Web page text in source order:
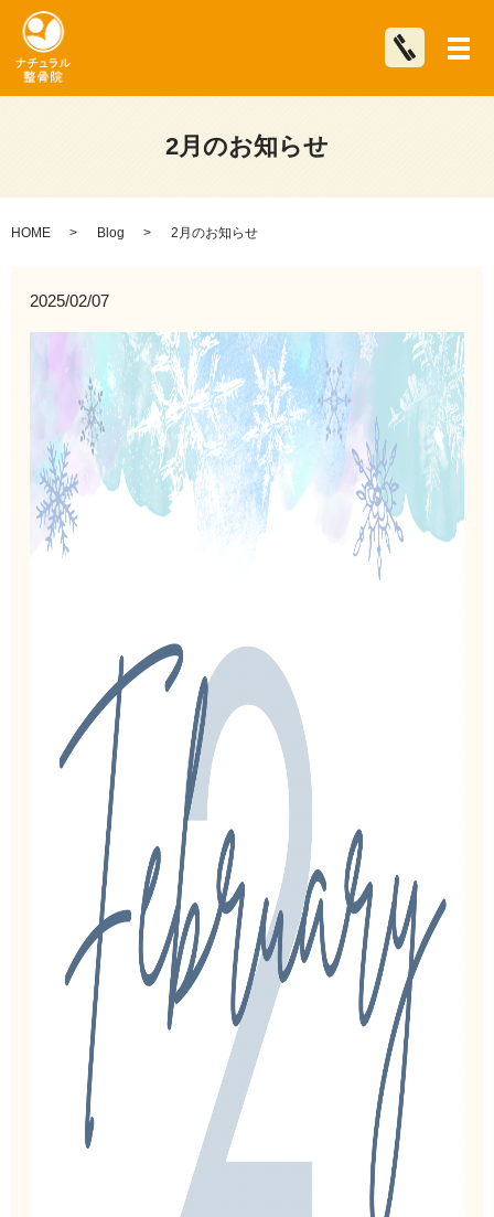
メ
2月のお知らせ
HOME Blog 2月のお知らせ
2025/02/07